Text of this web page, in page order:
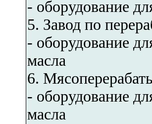
- оборудование
5. Завод по
- оборудование
масла
6.
- оборудование
масла